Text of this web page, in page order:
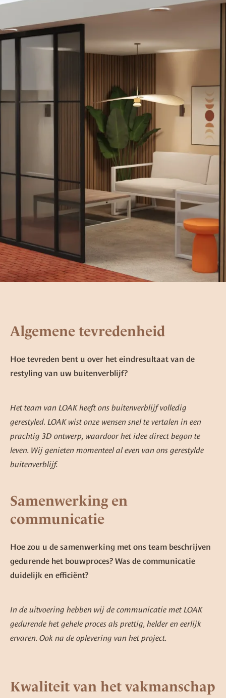
Algemene tevredenheid
Hoe tevreden bent u over het eindresultaat van de
restyling van uw buitenverblijf?
Het team van LOAK heeft ons buitenverblijf volledig
gerestyled. LOAK wist onze wensen snel te vertalen in een
prachtig 3D ontwerp, waardoor het idee direct begon te
leven. Wij genieten momenteel al even van ons gerestylde
buitenverblijf.
Samenwerking en
communicatie
Hoe zou u de samenwerking met ons team beschrijven
gedurende het bouwproces? Was de communicatie
duidelijk en efficiënt?
In de uitvoering hebben wij de communicatie met LOAK
gedurende het gehele proces als prettig, helder en eerlijk
ervaren. Ook na de oplevering van het project.
Kwaliteit van het vakmanschap